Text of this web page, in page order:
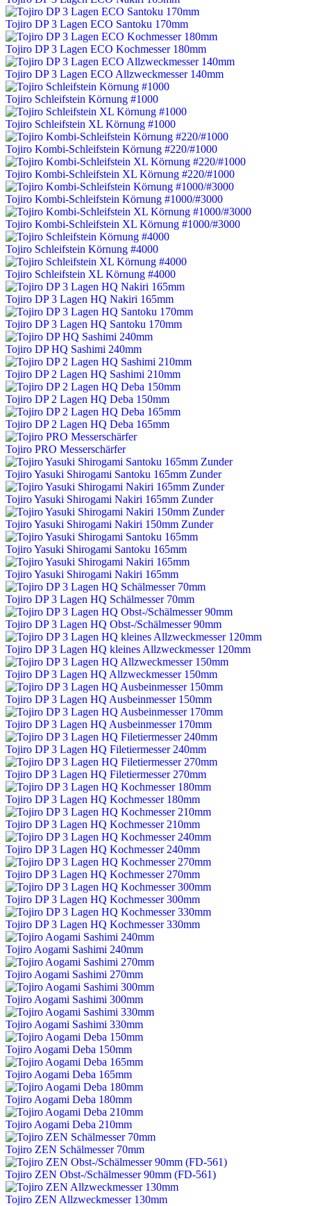
Tojiro DP 3 Lagen ECO Santoku 170mm
Tojiro DP 3 Lagen ECO Kochmesser 180mm
Tojiro DP 3 Lagen ECO Allzweckmesser 140mm
Tojiro Schleifstein Körnung #1000
Tojiro Schleifstein XL Körnung #1000
Tojiro Kombi-Schleifstein Körnung #220/#1000
Tojiro Kombi-Schleifstein XL Körnung #220/#1000
Tojiro Kombi-Schleifstein Körnung #1000/#3000
Tojiro Kombi-Schleifstein XL Körnung #1000/#3000
Tojiro Schleifstein Körnung #4000
Tojiro Schleifstein XL Körnung #4000
Tojiro DP 3 Lagen HQ Nakiri 165mm
Tojiro DP 3 Lagen HQ Santoku 170mm
Tojiro DP HQ Sashimi 240mm
Tojiro DP 2 Lagen HQ Sashimi 210mm
Tojiro DP 2 Lagen HQ Deba 150mm
Tojiro DP 2 Lagen HQ Deba 165mm
Tojiro PRO Messerschärfer
Tojiro Yasuki Shirogami Santoku 165mm Zunder
Tojiro Yasuki Shirogami Nakiri 165mm Zunder
Tojiro Yasuki Shirogami Nakiri 150mm Zunder
Tojiro Yasuki Shirogami Santoku 165mm
Tojiro Yasuki Shirogami Nakiri 165mm
Tojiro DP 3 Lagen HQ Schälmesser 70mm
Tojiro DP 3 Lagen HQ Obst-/Schälmesser 90mm
Tojiro DP 3 Lagen HQ kleines Allzweckmesser 120mm
Tojiro DP 3 Lagen HQ Allzweckmesser 150mm
Tojiro DP 3 Lagen HQ Ausbeinmesser 150mm
Tojiro DP 3 Lagen HQ Ausbeinmesser 170mm
Tojiro DP 3 Lagen HQ Filetiermesser 240mm
Tojiro DP 3 Lagen HQ Filetiermesser 270mm
Tojiro DP 3 Lagen HQ Kochmesser 180mm
Tojiro DP 3 Lagen HQ Kochmesser 210mm
Tojiro DP 3 Lagen HQ Kochmesser 240mm
Tojiro DP 3 Lagen HQ Kochmesser 270mm
Tojiro DP 3 Lagen HQ Kochmesser 300mm
Tojiro DP 3 Lagen HQ Kochmesser 330mm
Tojiro Aogami Sashimi 240mm
Tojiro Aogami Sashimi 270mm
Tojiro Aogami Sashimi 300mm
Tojiro Aogami Sashimi 330mm
Tojiro Aogami Deba 150mm
Tojiro Aogami Deba 165mm
Tojiro Aogami Deba 180mm
Tojiro Aogami Deba 210mm
Tojiro ZEN Schälmesser 70mm
Tojiro ZEN Obst-/Schälmesser 90mm (FD-561)
Tojiro ZEN Allzweckmesser 130mm